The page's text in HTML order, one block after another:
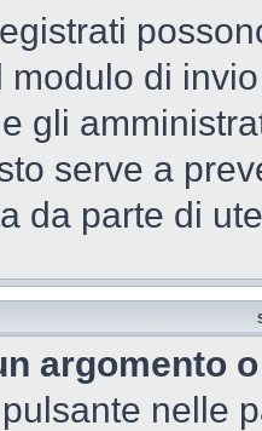
modulo di
gli
serve a
da parte di
argomento
nelle